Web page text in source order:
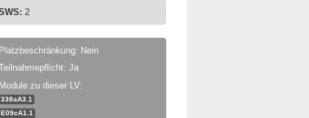
2
Platzbeschränkung: Nein
Ja
Module zu dieser LV:
338aA3.1
E09cA1.1